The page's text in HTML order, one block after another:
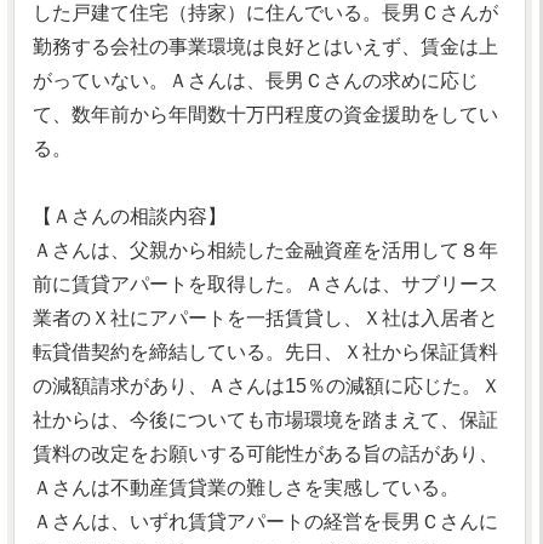
した戸建て住宅（持家）に住んでいる。長男Ｃさんが
勤務する会社の事業環境は良好とはいえず、賃金は上
がっていない。Ａさんは、長男Ｃさんの求めに応じ
て、数年前から年間数十万円程度の資金援助をしてい
る。
【Ａさんの相談内容】
Ａさんは、父親から相続した金融資産を活用して８年
前に賃貸アパートを取得した。Ａさんは、サブリース
業者のＸ社にアパートを一括賃貸し、Ｘ社は入居者と
転貸借契約を締結している。先日、Ｘ社から保証賃料
の減額請求があり、Ａさんは15％の減額に応じた。Ｘ
社からは、今後についても市場環境を踏まえて、保証
賃料の改定をお願いする可能性がある旨の話があり、
Ａさんは不動産賃貸業の難しさを実感している。
Ａさんは、いずれ賃貸アパートの経営を長男Ｃさんに